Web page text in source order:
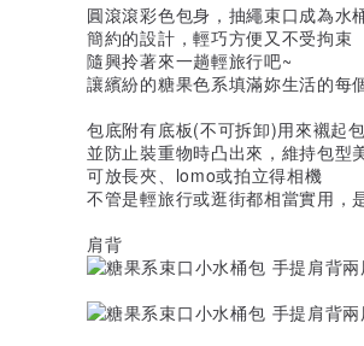
圓滾滾彩色包身，抽繩束口成為水
簡約的設計，輕巧方便又不受拘束
隨興拎著來一趟輕旅行吧~
讓繽紛的糖果色系填滿妳生活的每
包底附有底板(不可拆卸)用來襯起
並防止裝重物時凸出來，維持包型
可放長夾、lomo或拍立得相機
不管是輕旅行或逛街都相當實用，
肩背